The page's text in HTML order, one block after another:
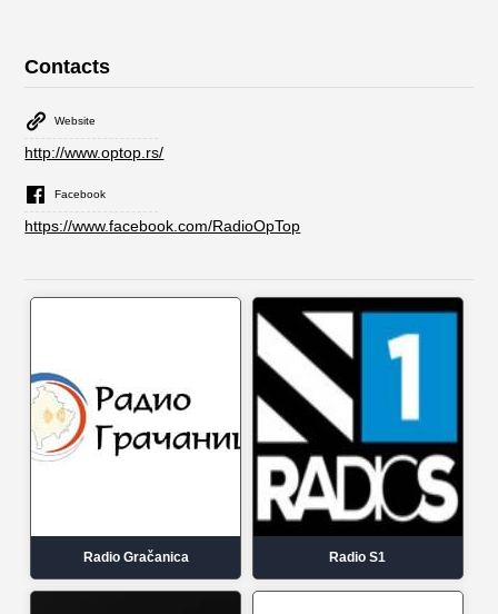
Contacts
Website
http://www.optop.rs/
Facebook
https://www.facebook.com/RadioOpTop
Radio Gračanica Radio S1